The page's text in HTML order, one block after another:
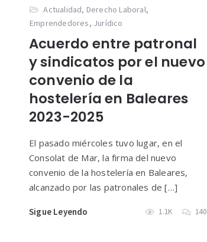
Actualidad, Derecho Laboral,
Emprendedores, Jurídico
Acuerdo entre patronal
y sindicatos por el nuevo
convenio de la
hostelería en Baleares
2023-2025
El pasado miércoles tuvo lugar, en el
Consolat de Mar, la firma del nuevo
convenio de la hostelería en Baleares,
alcanzado por las patronales de […]
Sigue Leyendo 1.1K 140